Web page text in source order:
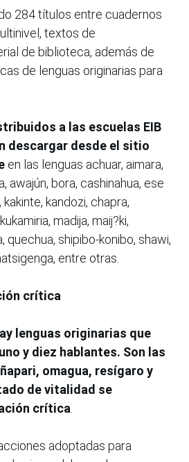
284 títulos entre cuadernos
textos de
de biblioteca, además de
de lenguas originarias para
a las escuelas EIB
descargar desde el sitio
en las lenguas achuar, aimara,
awajún, bora, cashinahua, ese
kakinte, kandozi, chapra,
madija, maij?ki,
quechua, shipibo-konibo, shawi,
entre otras.
crítica
lenguas originarias que
y diez hablantes. Son las
omagua, resígaro y
de vitalidad se
crítica
adoptadas para